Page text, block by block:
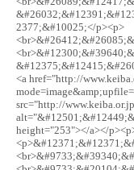
2377;&#10025;</p><p>
<a href="http://
src="http://
height="253"></a></